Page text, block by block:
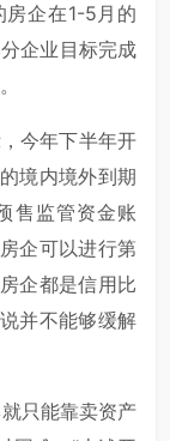
企在1-5月的
企业目标完成
今年下半年开
境内境外到期
售监管资金账
企可以进行第
企都是信用比
并不能够缓解
只能靠卖资产